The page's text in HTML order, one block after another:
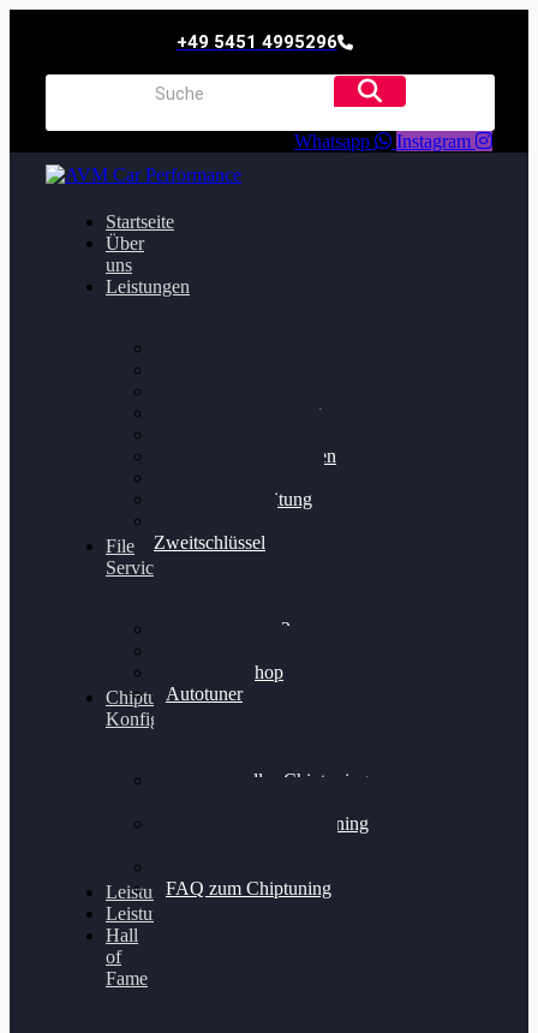
+49 5451 4995296
Whatsapp Instagram
Startseite
Über
uns
Leistungen
Getriebeoptimierung
Bremsscheiben planen
Felgenaufbereitung
Zweitschlüssel
File
Service
Alientech Kess3
Alientech Shop
Autotuner
Chiptuning
Konfigurator
Professionelles Chiptuning
Professionelles Chiptuning
FAQ zum Chiptuning
Leistungsmessung
Leistungsprüfstand
Hall
of
Fame